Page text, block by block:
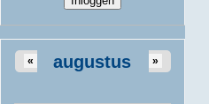
augustus
« »